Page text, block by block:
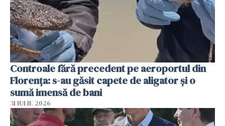
Controale fără precedent pe aeroportul din
Florența: s-au găsit capete de aligator și o
sumă imensă de bani
31 IULIE 2026